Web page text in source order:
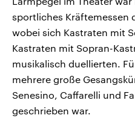
sportliches Kräftemessen
wobei sich Kastraten mit
Kastraten mit Sopran-
musikalisch duellierten.
mehrere große
Senesino, Caffarelli und
geschrieben war.